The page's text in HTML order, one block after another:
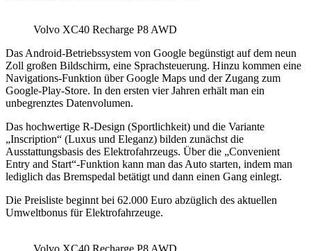
Volvo XC40 Recharge P8 AWD
Das Android-Betriebssystem von Google begünstigt auf dem neun
Zoll großen Bildschirm, eine Sprachsteuerung. Hinzu kommen eine
Navigations-Funktion über Google Maps und der Zugang zum
Google-Play-Store. In den ersten vier Jahren erhält man ein
unbegrenztes Datenvolumen.
Das hochwertige R-Design (Sportlichkeit) und die Variante
„Inscription“ (Luxus und Eleganz) bilden zunächst die
Ausstattungsbasis des Elektrofahrzeugs. Über die „Convenient
Entry and Start“-Funktion kann man das Auto starten, indem man
lediglich das Bremspedal betätigt und dann einen Gang einlegt.
Die Preisliste beginnt bei 62.000 Euro abzüglich des aktuellen
Umweltbonus für Elektrofahrzeuge.
Volvo XC40 Recharge P8 AWD